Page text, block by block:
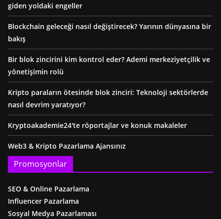
giden yoldaki engeller
Blockchain geleceği nasıl değiştirecek? Yarının dünyasına bir
bakış
Bir blok zincirini kim kontrol eder? Ademi merkeziyetçilik ve
yönetişimin rolü
Kripto paraların ötesinde blok zinciri: Teknoloji sektörlerde
nasıl devrim yaratıyor?
Kryptoakademie24'te röportajlar ve konuk makaleler
Web3 & Kripto Pazarlama Ajansınız
Promosyonlar
SEO & Online Pazarlama
Influencer Pazarlama
Sosyal Medya Pazarlaması